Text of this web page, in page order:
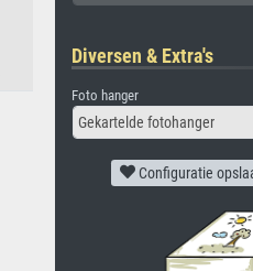
Diversen & Extra's
Foto hanger
Gekartelde fotohanger
Configuratie